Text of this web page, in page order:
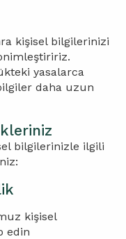
kişisel bilgilerinizi
yasalarca
daha uzun
bilgilerinizle ilgili
kişisel
edin